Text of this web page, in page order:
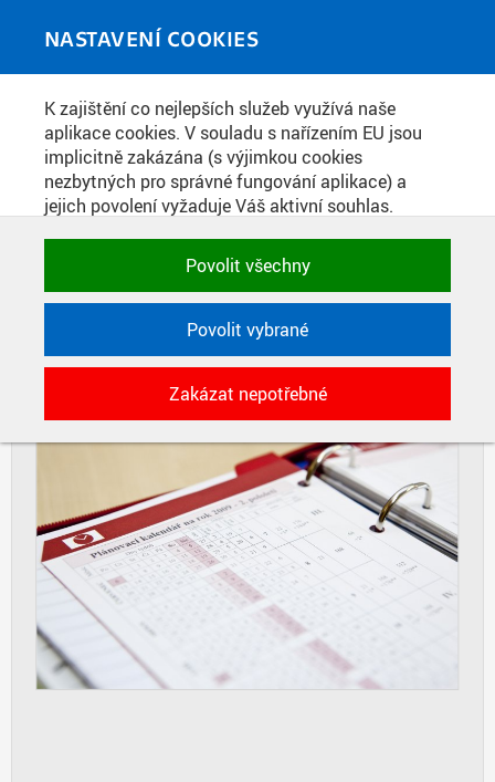
NASTAVENÍ COOKIES
K zajištění co nejlepších služeb využívá naše
aplikace cookies. V souladu s nařízením EU jsou
implicitně zakázána (s výjimkou cookies
nezbytných pro správné fungování aplikace) a
jejich povolení vyžaduje Váš aktivní souhlas.
zakázat, případně vybrat a povolit cookies podle
kategorie. Svoje rozhodnutí můžete samozřejmě
kdykoli změnit.
POTŘEBNÉ
Technické cookies využívané aplikacemi
ČVUT pro uchování jejich nastavení,
vlastností a identifikátorů relace. Jsou
nezbytné pro správné fungování a jsou
vždy aktivní.
ANALYTICKÉ
Slouží pro získávání anonymizovaných
statistických údajů, které nám pomáhají
vylepšovat naše aplikace. Zpravidla jde o
cookies systémů třetích stran, které k
těmto účelům využíváme.
Povolit všechny
Povolit vybrané
Zakázat nepotřebné
MEDIATÉKA
You are here
Home Fotografie
ILUSTRAČNÍ FOTOGRAFIE FAKULTY
BIOMEDICÍNSKÉHO INŽENÝRSTVÍ
CIHLY